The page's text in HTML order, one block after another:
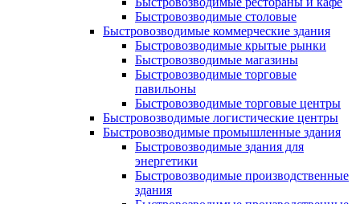
Быстровозводимые столовые
Быстровозводимые коммерческие здания
Быстровозводимые крытые рынки
Быстровозводимые магазины
Быстровозводимые торговые
павильоны
Быстровозводимые торговые центры
Быстровозводимые логистические центры
Быстровозводимые промышленные здания
Быстровозводимые здания для
энергетики
Быстровозводимые производственные
здания